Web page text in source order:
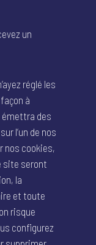
un
réglé les
à
des
l’un de nos
nos cookies,
site seront
la
et toute
risque
configurez